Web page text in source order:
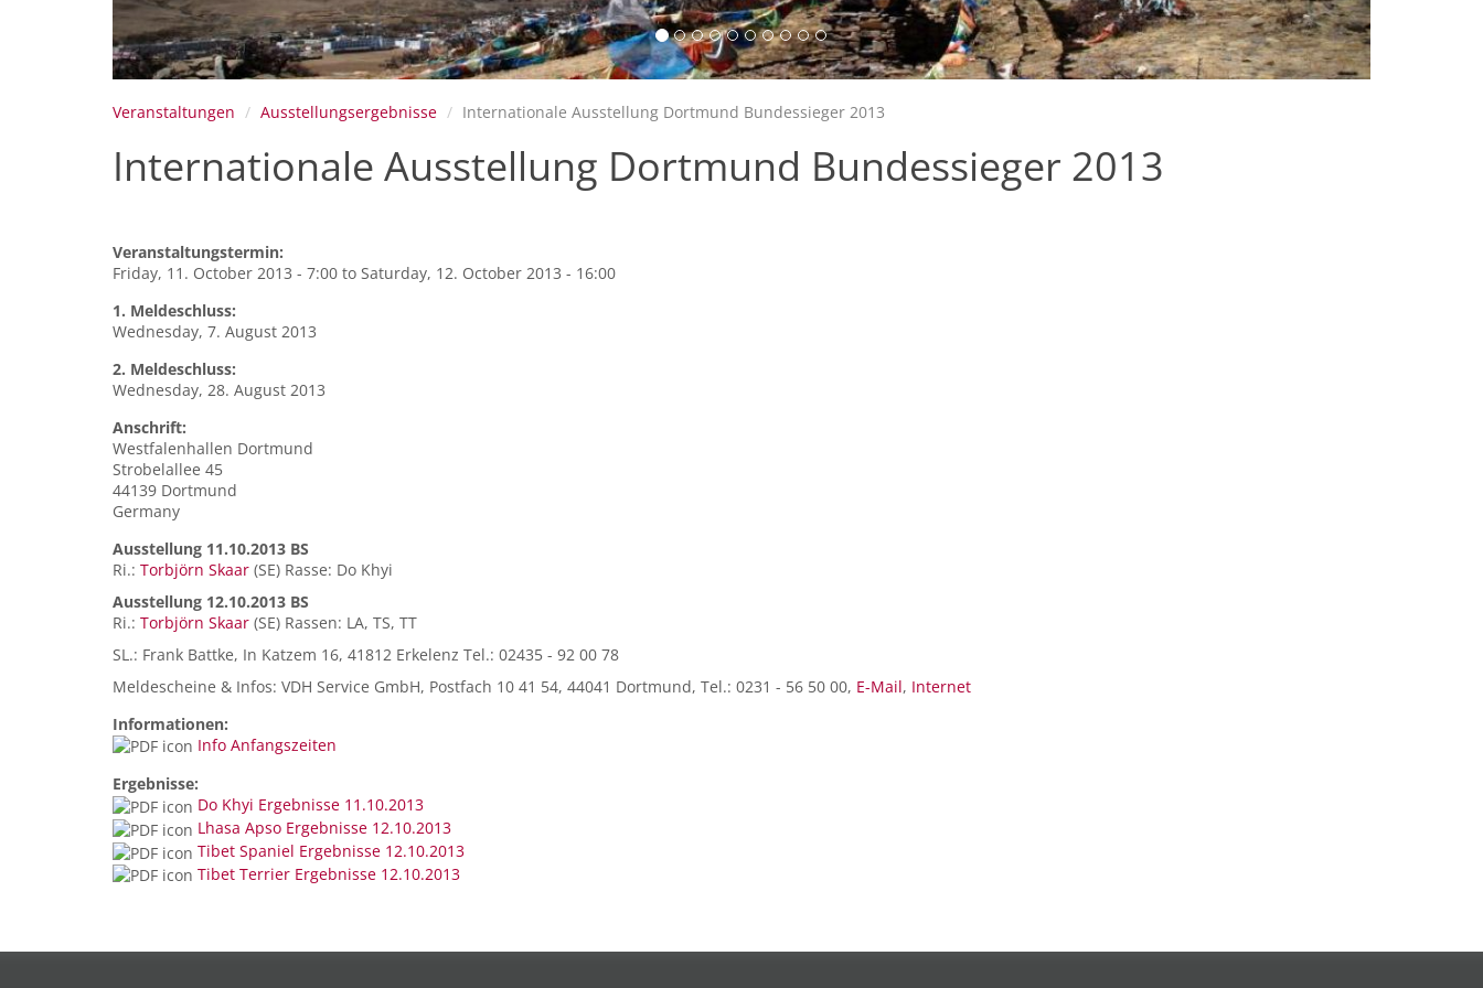
Veranstaltungen Ausstellungsergebnisse Internationale Ausstellung Dortmund Bundessieger 2013
Internationale Ausstellung Dortmund Bundessieger 2013
Veranstaltungstermin:
Friday, 11. October 2013 - 7:00 to Saturday, 12. October 2013 - 16:00
1. Meldeschluss:
Wednesday, 7. August 2013
2. Meldeschluss:
Wednesday, 28. August 2013
Anschrift:
Westfalenhallen Dortmund
Strobelallee 45
44139 Dortmund
Germany
Ausstellung 11.10.2013 BS
Ri.: Torbjörn Skaar (SE) Rasse: Do Khyi
Ausstellung 12.10.2013 BS
Ri.: Torbjörn Skaar (SE) Rassen: LA, TS, TT
SL.: Frank Battke, In Katzem 16, 41812 Erkelenz Tel.: 02435 - 92 00 78
Meldescheine & Infos: VDH Service GmbH, Postfach 10 41 54, 44041 Dortmund, Tel.: 0231 - 56 50 00, E-Mail, Internet
Informationen:
Info Anfangszeiten
Ergebnisse:
Do Khyi Ergebnisse 11.10.2013
Lhasa Apso Ergebnisse 12.10.2013
Tibet Spaniel Ergebnisse 12.10.2013
Tibet Terrier Ergebnisse 12.10.2013